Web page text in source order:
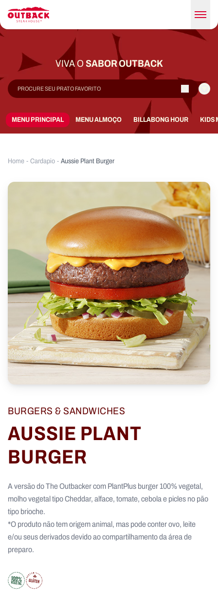
VIVA OSABOR OUTBACK
MENU PRINCIPAL MENU ALMOÇO BILLABONG HOUR KIDS
Home-Cardapio-Aussie Plant Burger
BURGERS & SANDWICHES
AUSSIE PLANT
BURGER
A versão do The Outbacker com PlantPlus burger 100% vegetal,
molho vegetal tipo Cheddar, alface, tomate, cebola e picles no pão
tipo brioche.
*O produto não tem origem animal, mas pode conter ovo, leite
e/ou seus derivados devido ao compartilhamento da área de
preparo.